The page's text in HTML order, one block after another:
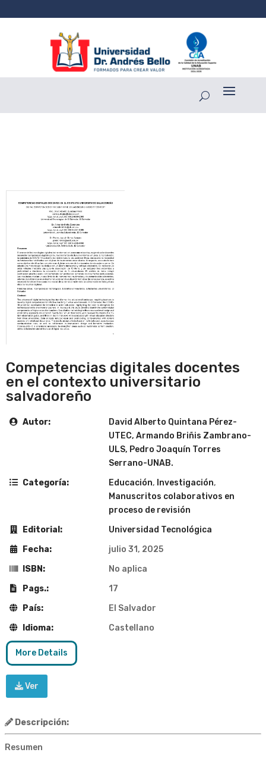
Competencias digitales docentes
en el contexto universitario
salvadoreño
Autor:
David Alberto Quintana Pérez-
UTEC, Armando Briñis Zambrano-
ULS, Pedro Joaquín Torres
Serrano-UNAB.
Categoría:
Educación, Investigación,
Manuscritos colaborativos en
proceso de revisión
Editorial:
Universidad Tecnológica
Fecha:
julio 31, 2025
ISBN:
No aplica
Pags.:
17
País:
El Salvador
Idioma:
Castellano
More Details
Ver
Descripción:
Resumen